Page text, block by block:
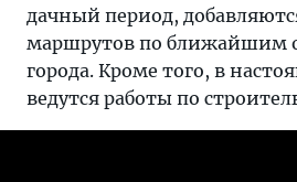
дачный период,
маршрутов по ближайшим
города. Кроме того, в
ведутся работы по